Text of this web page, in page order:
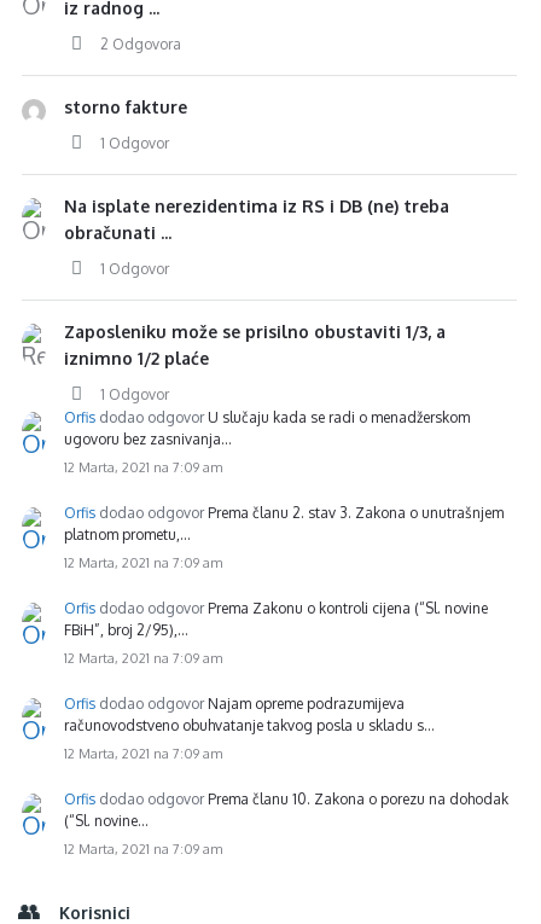
iz radnog ...
2 Odgovora
storno fakture
1 Odgovor
Na isplate nerezidentima iz RS i DB (ne) treba
obračunati ...
1 Odgovor
Zaposleniku može se prisilno obustaviti 1/3, a
iznimno 1/2 plaće
1 Odgovor
Orfis dodao odgovor U slučaju kada se radi o menadžerskom
ugovoru bez zasnivanja…
12 Marta, 2021 na 7:09 am
Orfis dodao odgovor Prema članu 2. stav 3. Zakona o unutrašnjem
platnom prometu,…
12 Marta, 2021 na 7:09 am
Orfis dodao odgovor Prema Zakonu o kontroli cijena (“Sl. novine
FBiH”, broj 2/95),…
12 Marta, 2021 na 7:09 am
Orfis dodao odgovor Najam opreme podrazumijeva
računovodstveno obuhvatanje takvog posla u skladu s…
12 Marta, 2021 na 7:09 am
Orfis dodao odgovor Prema članu 10. Zakona o porezu na dohodak
(“Sl. novine…
12 Marta, 2021 na 7:09 am
Korisnici